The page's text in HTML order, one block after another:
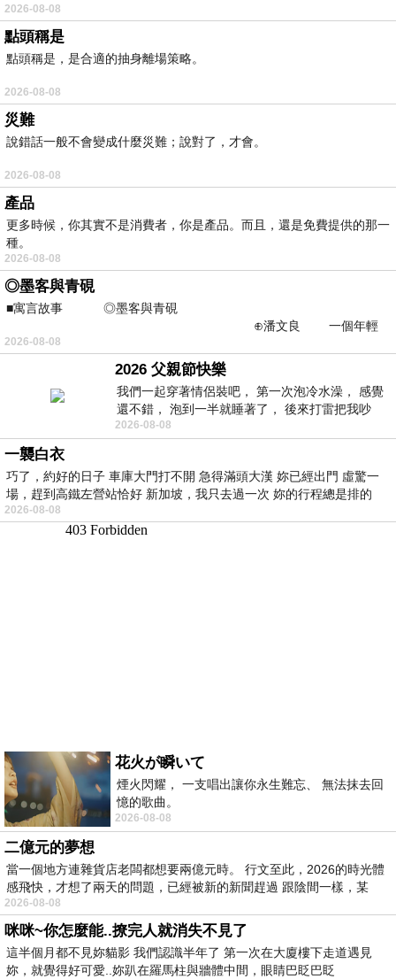
2026-08-08
點頭稱是
點頭稱是，是合適的抽身離場策略。
2026-08-08
災難
說錯話一般不會變成什麼災難；說對了，才會。
2026-08-08
產品
更多時候，你其實不是消費者，你是產品。而且，還是免費提供的那一
種。
2026-08-08
◎墨客與青硯
■寓言故事 ◎墨客與青硯
⊕潘文良 一個年輕
的墨客，在京城的古玩肆裡
2026-08-08
2026 父親節快樂
我們一起穿著情侶裝吧， 第一次泡冷水澡， 感覺
還不錯， 泡到一半就睡著了， 後來打雷把我吵
醒， 手
2026-08-08
一襲白衣
巧了，約好的日子 車庫大門打不開 急得滿頭大漢 妳已經出門 虛驚一
場，趕到高鐵左營站恰好 新加坡，我只去過一次 妳的行程總是排的
2026-08-08
花火が瞬いて
煙火閃耀， 一支唱出讓你永生難忘、 無法抹去回
憶的歌曲。
2026-08-08
二億元的夢想
當一個地方連雜貨店老闆都想要兩億元時。 行文至此，2026的時光體
感飛快，才想了兩天的問題，已經被新的新聞趕過 跟陰間一樣，某
2026-08-08
咪咪~你怎麼能..撩完人就消失不見了
這半個月都不見妳貓影 我們認識半年了 第一次在大廈樓下走道遇見
妳，就覺得好可愛..妳趴在羅馬柱與牆體中間，眼睛巴眨巴眨